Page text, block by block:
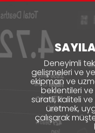
Deneyimli
gelişmeleri ve
ekipman ve
beklentileri
süratli, kaliteli
üretmek,
çalışarak